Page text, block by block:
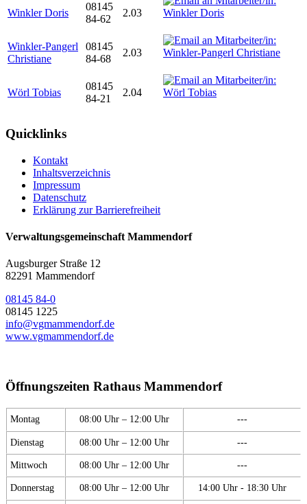
Winkler Doris
08145
84-62
2.03
Winkler-Pangerl
Christiane
08145
84-68
2.03
Wörl Tobias
08145
84-21
2.04
Quicklinks
Kontakt
Inhaltsverzeichnis
Impressum
Datenschutz
Erklärung zur Barrierefreiheit
Verwaltungsgemeinschaft Mammendorf
Augsburger Straße 12
82291 Mammendorf
08145 84-0
08145 1225
info@vgmammendorf.de
www.vgmammendorf.de
Öffnungszeiten Rathaus Mammendorf
Montag 08:00 Uhr – 12:00 Uhr ---
Dienstag 08:00 Uhr – 12:00 Uhr ---
Mittwoch 08:00 Uhr – 12:00 Uhr ---
Donnerstag 08:00 Uhr – 12:00 Uhr 14:00 Uhr - 18:30 Uhr